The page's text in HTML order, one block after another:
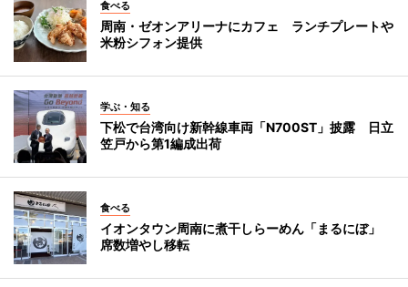
食べる
周南・ゼオンアリーナにカフェ ランチプレートや
米粉シフォン提供
学ぶ・知る
下松で台湾向け新幹線車両「N700ST」披露 日立
笠戸から第1編成出荷
食べる
イオンタウン周南に煮干しらーめん「まるにぼ」
席数増やし移転